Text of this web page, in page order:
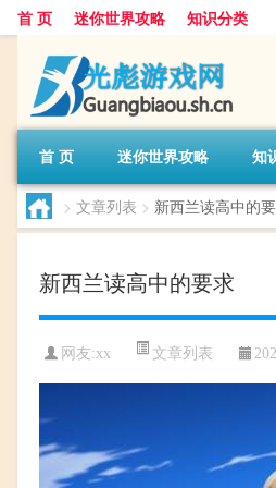
首 页 迷你世界攻略 知识分类
首 页 迷你世界攻略 知
> 文章列表 > 新西兰读高中的
新西兰读高中的要求
网友:xx 文章列表